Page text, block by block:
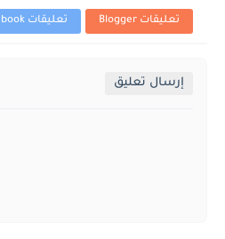
تعليقات Blogger تعليقات Facebook
إرسال تعليق